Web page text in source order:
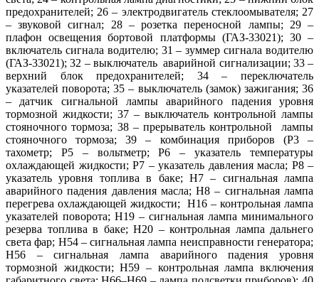
предохранителей; 26 – электродвигатель стеклоомывателя; 27
– звуковой сигнал; 28 – розетка переносной лампы; 29 –
плафон освещения бортовой платформы (ГАЗ-33021); 30 –
включатель сигнала водителю; 31 – зуммер сигнала водителю
(ГАЗ-33021); 32 – выключатель аварийной сигнализации; 33 –
верхний блок предохранителей; 34 – переключатель
указателей поворота; 35 – выключатель (замок) зажигания; 36
– датчик сигнальной лампы аварийного падения уровня
тормозной жидкости; 37 – выключатель контрольной лампы
стояночного тормоза; 38 – прерыватель контрольной лампы
стояночного тормоза; 39 – комбинация приборов (Р3 –
тахометр; Р5 – вольтметр; Р6 – указатель температуры
охлаждающей жидкости; Р7 – указатель давления масла; Р8 –
указатель уровня топлива в баке; Н7 – сигнальная лампа
аварийного падения давления масла; Н8 – сигнальная лампа
перегрева охлаждающей жидкости; Н16 – контрольная лампа
указателей поворота; Н19 – сигнальная лампа минимального
резерва топлива в баке; Н20 – контрольная лампа дальнего
света фар; Н54 – сигнальная лампа неисправности генератора;
Н56 – сигнальная лампа аварийного падения уровня
тормозной жидкости; Н59 – контрольная лампа включения